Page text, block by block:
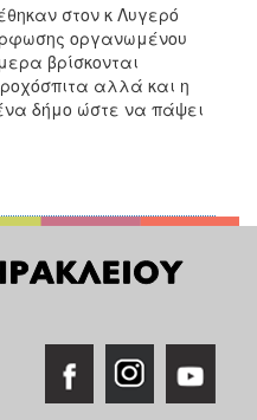
στον κ Λυγερό
οργανωμένου
βρίσκονται
αλλά και η
δήμο ώστε να πάψει